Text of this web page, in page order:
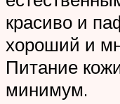
красиво и
хороший и
Питание
минимум.